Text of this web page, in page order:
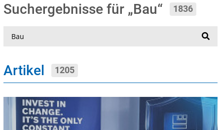
Suchergebnisse für „Bau“ 1836
Artikel 1205